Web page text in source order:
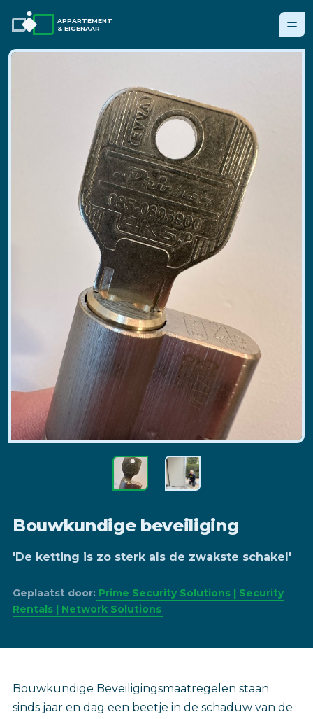
APPARTEMENT
& EIGENAAR
Bouwkundige beveiliging
'De ketting is zo sterk als de zwakste schakel'
Geplaatst door: Prime Security Solutions | Security
Rentals | Network Solutions
Bouwkundige Beveiligingsmaatregelen staan
sinds jaar en dag een beetje in de schaduw van de